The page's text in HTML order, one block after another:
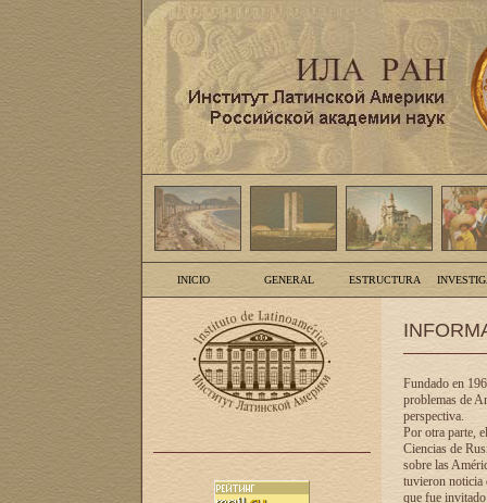
INICIO GENERAL ESTRUCTURA
Fundado en
problemas de
perspectiva.
Por otra parte,
Ciencias de
sobre las
tuvieron noticia
que fue